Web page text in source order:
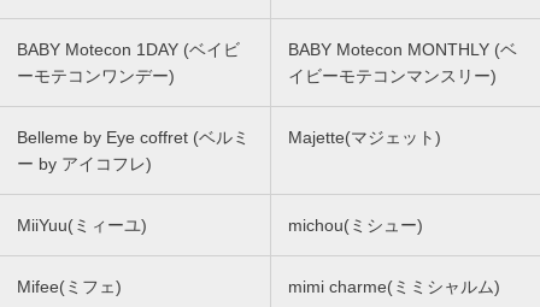
BABY Motecon 1DAY (ベイビ
ーモテコンワンデー)
BABY Motecon MONTHLY (ベ
イビーモテコンマンスリー)
Belleme by Eye coffret (ベルミ
ー by アイコフレ)
Majette(マジェット)
MiiYuu(ミィーユ) michou(ミシュー)
Mifee(ミフェ) mimi charme(ミミシャルム)